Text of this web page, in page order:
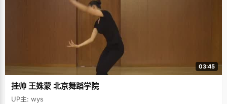
却也是残酷的挑战，每个面对它的人都要承受很多的压力。每次遇到很大压
力，或是考试失败的时候，康静就会挑一些悲伤的音乐、电影或者小说来
看，跟着里边的情节大哭一场，"有时候压力特别大的时候，就有意识的让自
己哭出来，释放情绪。"不过哭过以后，她又会找一些励志的书或者电影，激
励自己振作起来，比如《灰姑娘的玻璃手机》，剧中女主角那句"Tomorrow
is another day！"一直鼓舞着康静走过了高考之前最难熬的日子。 时隔一年
半，高中状元的喜悦已经没有那么清晰和触动人心了，不过高考的过程确是
一段人生中不可多得的记忆，因为在这里，蚕蛹最终蜕变成美丽的蝴蝶，今
天，站在眼前的康静，变得更加自信，魅力和生气。再过半个学期，康静就
要作为交换学生去澳大利亚墨尔本大学进行一年的学习了，在那里，她将获
得更多不一样的生活和学习体验。
03:45
挂帅 王姝蒙 北京舞蹈学院
UP主: wys